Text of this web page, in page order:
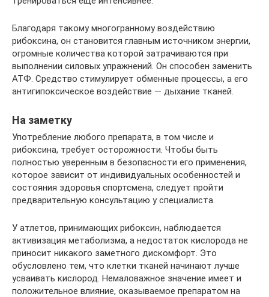
Благодаря такому многогранному воздействию
рибоксина, он становится главным источником энергии,
огромные количества которой затрачиваются при
выполнении силовых упражнений. Он способен заменить
АТФ. Средство стимулирует обменные процессы, а его
антигипоксическое воздействие — дыхание тканей.
На заметку
Употребление любого препарата, в том числе и
рибоксина, требует осторожности. Чтобы быть
полностью уверенным в безопасности его применения,
которое зависит от индивидуальных особенностей и
состояния здоровья спортсмена, следует пройти
предварительную консультацию у специалиста.
У атлетов, принимающих рибоксин, наблюдается
активизация метаболизма, а недостаток кислорода не
приносит никакого заметного дискомфорт. Это
обусловлено тем, что клетки тканей начинают лучше
усваивать кислород. Немаловажное значение имеет и
положительное влияние, оказываемое препаратом на